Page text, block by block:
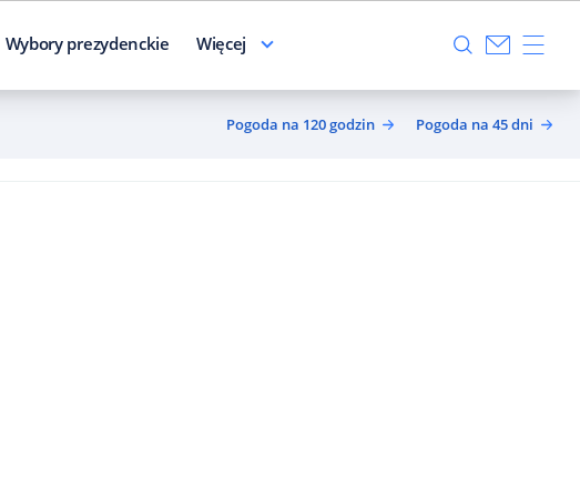
Wybory prezydenckie Więcej
Pogoda na 120 godzin Pogoda na 45 dni